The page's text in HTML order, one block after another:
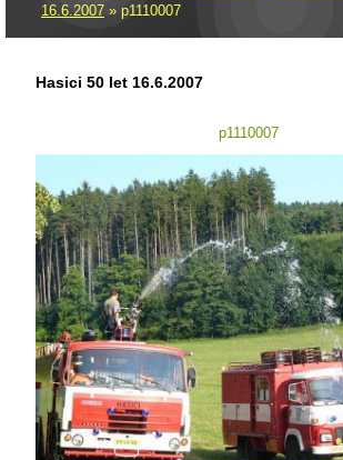
16.6.2007 » p1110007
Hasici 50 let 16.6.2007
p1110007